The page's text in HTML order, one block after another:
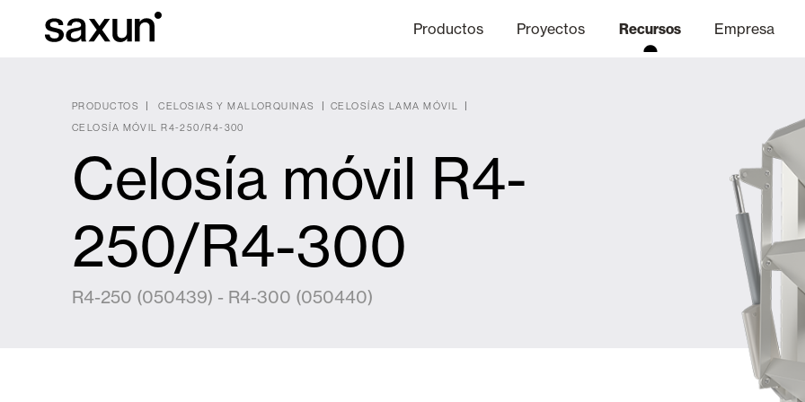
Productos
Persianas enrollables y cajones Pérgolas Celosias y Mallorquinas
Proyectos
Hoteles, restaurantes y cafeterías
Recursos
Descargas Información Técnica
Empresa
Sobre Nosotros Canal Ético
PRODUCTOS CELOSIAS Y MALLORQUINAS
CELOSÍAS LAMA MÓVIL
CELOSÍA MÓVIL R4-250/R4-300
Celosía móvil R4-
250/R4-300
R4-250 (050439) - R4-300 (050440)